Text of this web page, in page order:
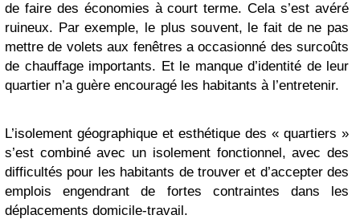
de faire des économies à court terme. Cela s’est avéré
ruineux. Par exemple, le plus souvent, le fait de ne pas
mettre de volets aux fenêtres a occasionné des surcoûts
de chauffage importants. Et le manque d’identité de leur
quartier n’a guère encouragé les habitants à l’entretenir.
L’isolement géographique et esthétique des « quartiers »
s’est combiné avec un isolement fonctionnel, avec des
difficultés pour les habitants de trouver et d’accepter des
emplois engendrant de fortes contraintes dans les
déplacements domicile-travail.